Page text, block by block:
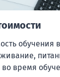
обучения в
время